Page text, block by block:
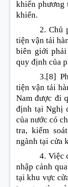
khiển phương
khiển.
2. Chủ
tiện vận tải
biên giới
quy định của
3.[8]
tiện vận tải
Nam được đi
định tại Nghị
của nước có
tra, kiểm
ngành tại cửa
4. Việc
nhập cảnh
tại khu vực